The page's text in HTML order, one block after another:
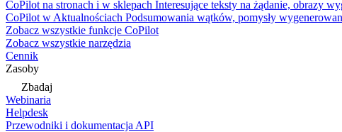
CoPilot na stronach i w sklepach Interesujące teksty na żądanie, obrazy
CoPilot w Aktualnościach Podsumowania wątków, pomysły
Zobacz wszystkie funkcje CoPilot
Zobacz wszystkie narzędzia
Cennik
Zasoby
Zbadaj
Webinaria
Helpdesk
Przewodniki i dokumentacja API